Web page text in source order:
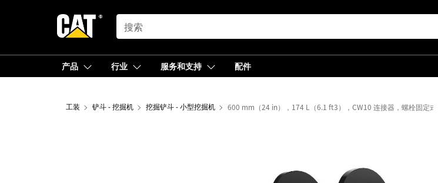
SEARCH
产品 行业 服务和支持 配件
工装 铲斗 - 挖掘机 挖掘铲斗 - 小型挖掘机 600 mm（24 in），174 L（6.1 ft3），CW10 连接器，螺栓固定式